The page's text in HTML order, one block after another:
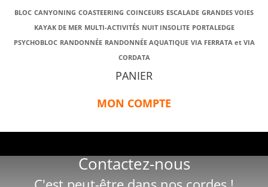
BLOC CANYONING COASTEERING COINCEURS ESCALADE GRANDES VOIES
KAYAK DE MER MULTI-ACTIVITÉS NUIT INSOLITE PORTALEDGE
PSYCHOBLOC RANDONNÉE RANDONNÉE AQUATIQUE VIA FERRATA et VIA
CORDATA
PANIER
MON COMPTE
Contactez-nous